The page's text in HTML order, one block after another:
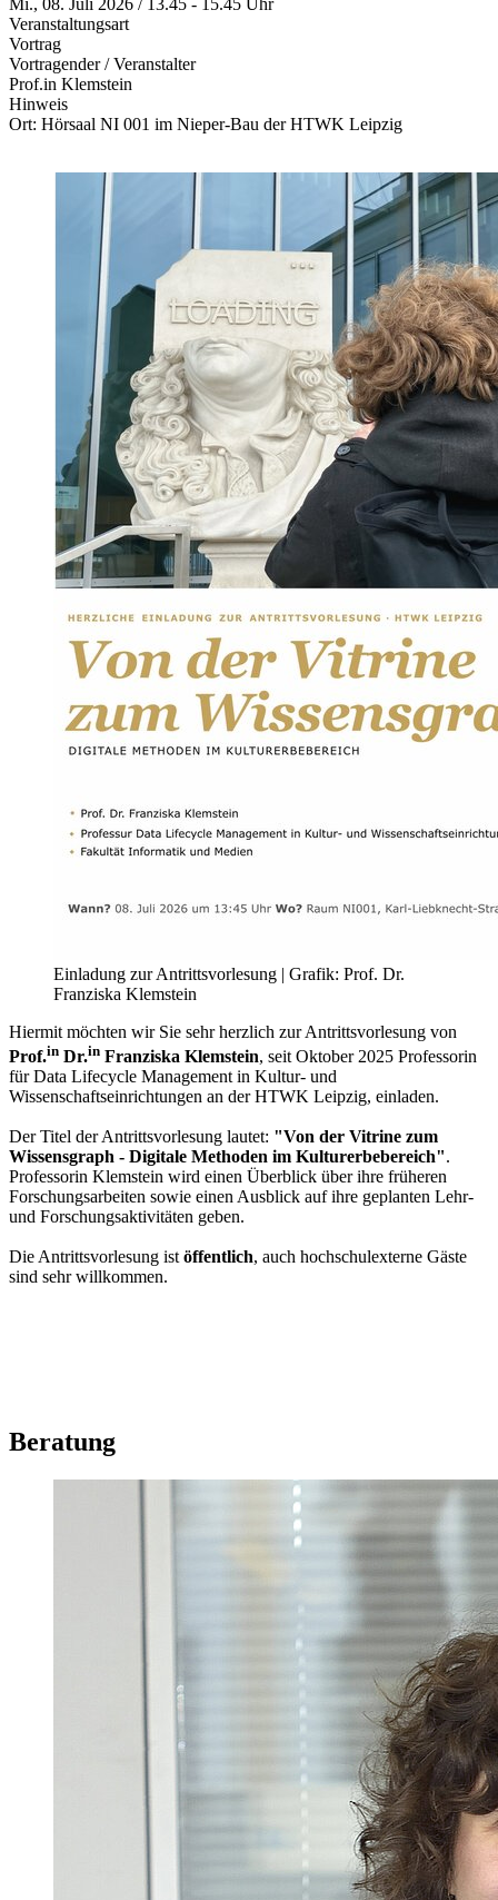
Veranstaltungsart
Vortrag
Vortragender / Veranstalter
Prof.in Klemstein
Hinweis
Ort: Hörsaal NI 001 im Nieper-Bau der HTWK Leipzig
Einladung zur Antrittsvorlesung | Grafik: Prof. Dr.
Franziska Klemstein
Hiermit möchten wir Sie sehr herzlich zur Antrittsvorlesung von
Prof.in Dr.in Franziska Klemstein, seit Oktober 2025 Professorin
für Data Lifecycle Management in Kultur- und
Wissenschaftseinrichtungen an der HTWK Leipzig, einladen.
Der Titel der Antrittsvorlesung lautet: "Von der Vitrine zum
Wissensgraph - Digitale Methoden im Kulturerbebereich".
Professorin Klemstein wird einen Überblick über ihre früheren
Forschungsarbeiten sowie einen Ausblick auf ihre geplanten Lehr-
und Forschungsaktivitäten geben.
Die Antrittsvorlesung ist öffentlich, auch hochschulexterne Gäste
sind sehr willkommen.
Beratung